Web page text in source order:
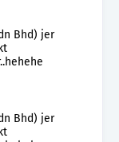
Bhd) jer
Bhd) jer